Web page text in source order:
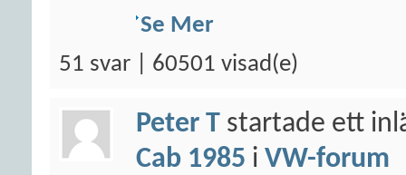
Se Mer
51 svar | 60501 visad(e)
Peter T startade ett
Cab 1985 i VW-forum